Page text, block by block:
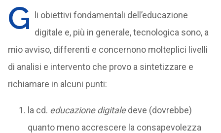
G
li obiettivi fondamentali dell’educazione
digitale e, più in generale, tecnologica sono, a
mio avviso, differenti e concernono molteplici livelli
di analisi e intervento che provo a sintetizzare e
richiamare in alcuni punti:
la cd. educazione digitaledeve (dovrebbe)
quanto meno accrescere la consapevolezza